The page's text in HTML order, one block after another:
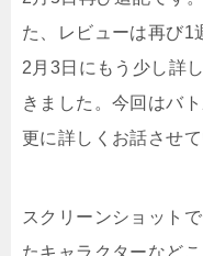
た、レビューは再び1
2月3日にもう少し詳
きました。今回はバ
更に詳しくお話させ
スクリーンショット